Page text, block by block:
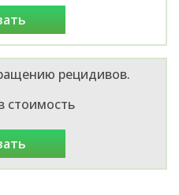
рецидивов.
стоимость